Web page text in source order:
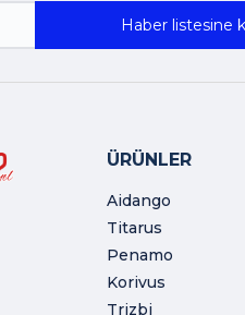
Haber listesine
ÜRÜNLER
Aidango
Titarus
Penamo
Korivus
Trizbi